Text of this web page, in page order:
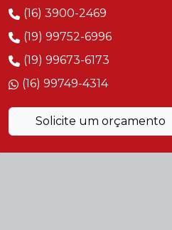
Caldeira flamotubular preço
Caldeira industrial aquatubular
Caldeira movida a biomassa
industrial
(16) 3900-2469
(19) 99752-6996
(19) 99673-6173
(16) 99749-4314
Solicite um orçamento